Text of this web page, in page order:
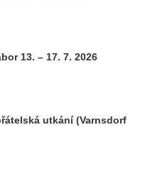
13. – 17. 7. 2026
utkání (Varnsdorf